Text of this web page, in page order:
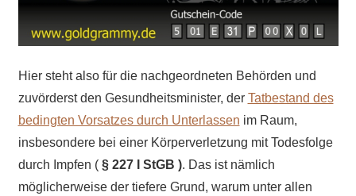
Hier steht also für die nachgeordneten Behörden und
zuvörderst den Gesundheitsminister, der Tatbestand des
bedingten Vorsatzes durch Unterlassen im Raum,
insbesondere bei einer Körperverletzung mit Todesfolge
durch Impfen (§ 227 I StGB ). Das ist nämlich
möglicherweise der tiefere Grund, warum unter allen